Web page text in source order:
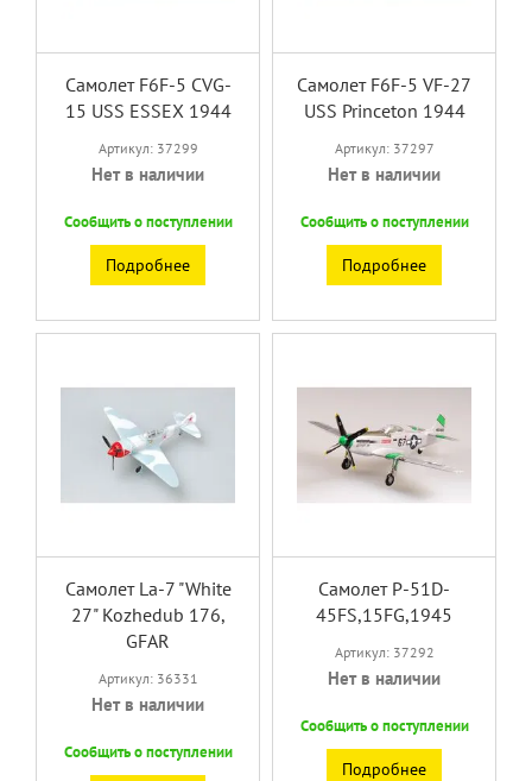
Самолет F6F-5 CVG-
15 USS ESSEX 1944
Артикул: 37299
Нет в наличии
Сообщить о поступлении
Подробнее
Самолет F6F-5 VF-27
USS Princeton 1944
Артикул: 37297
Нет в наличии
Сообщить о поступлении
Подробнее
Самолет La-7 "White
27" Kozhedub 176,
GFAR
Артикул: 36331
Нет в наличии
Сообщить о поступлении
Самолет P-51D-
45FS,15FG,1945
Артикул: 37292
Нет в наличии
Сообщить о поступлении
Подробнее